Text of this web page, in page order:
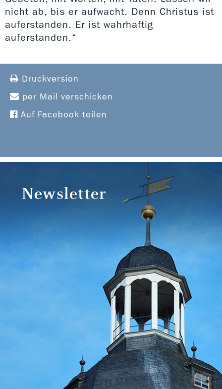
nicht ab, bis er aufwacht. Denn Christus ist
auferstanden. Er ist wahrhaftig
auferstanden.“
Druckversion
per Mail verschicken
Auf Facebook teilen
Newsletter